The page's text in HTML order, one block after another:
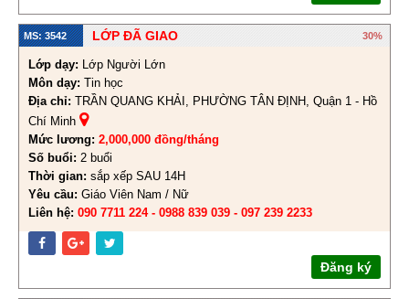
MS: 3542 LỚP ĐÃ GIAO 30%
Lớp dạy: Lớp Người Lớn
Môn dạy: Tin học
Địa chỉ: TRẦN QUANG KHẢI, PHƯỜNG TÂN ĐỊNH, Quận 1 - Hồ
Chí Minh
Mức lương: 2,000,000 đồng/tháng
Số buổi: 2 buổi
Thời gian: sắp xếp SAU 14H
Yêu cầu: Giáo Viên Nam / Nữ
Liên hệ: 090 7711 224 - 0988 839 039 - 097 239 2233
Đăng ký